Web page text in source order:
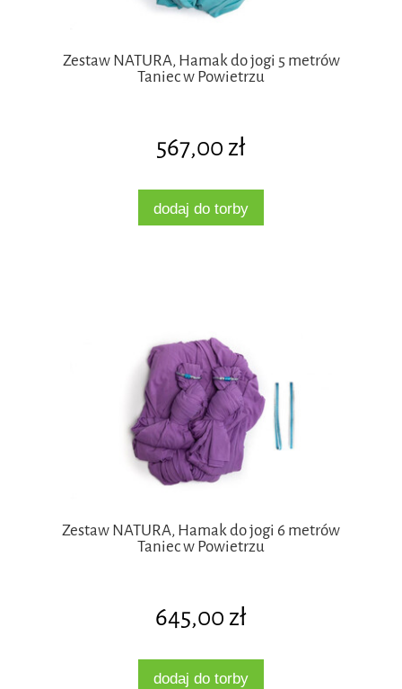
Zestaw NATURA, Hamak do jogi 5 metrów
Taniec w Powietrzu
567,00 zł
dodaj do torby
Zestaw NATURA, Hamak do jogi 6 metrów
Taniec w Powietrzu
645,00 zł
dodaj do torby